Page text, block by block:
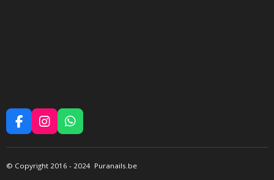
F
A
C
E
B
I
N
S
T
A
W
H
A
T
S
© Copyright 2016 - 2024 Puranails.be